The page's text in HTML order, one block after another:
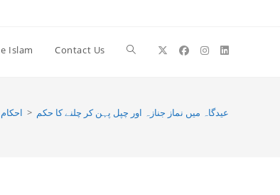
Islam Contact Us Toggle
> عیدگاہ میں نماز جنازہ اور چپل پہن کر چلنے کا حکم